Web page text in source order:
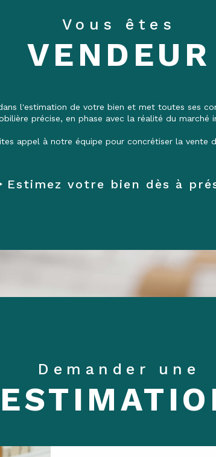
Vous êtes
VENDEUR
l'estimation de votre bien et met toutes ses
précise, en phase avec la réalité du marché
appel à notre équipe pour concrétiser la vente
Estimez votre bien dès à
Demander une